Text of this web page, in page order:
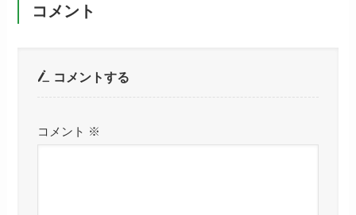
コメント
コメントする
コメント ※